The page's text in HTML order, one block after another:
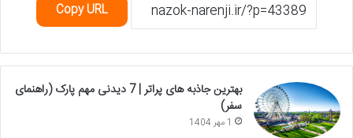
Copy URL
بهترین جاذبه های پراتر | 7 دیدنی مهم پارک (راهنمای
سفر)
1 مهر 1404